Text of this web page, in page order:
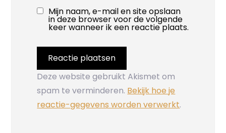
Mijn naam, e-mail en site opslaan
in deze browser voor de volgende
keer wanneer ik een reactie plaats.
Deze website gebruikt Akismet om
spam te verminderen. Bekijk hoe je
reactie-gegevens worden verwerkt.